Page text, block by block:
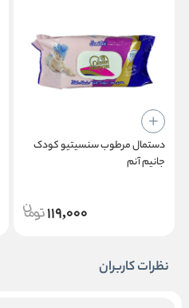
دستمال مرطوب سنسیتیو کودک
جانیم آنم
119,000
نظرات کاربران